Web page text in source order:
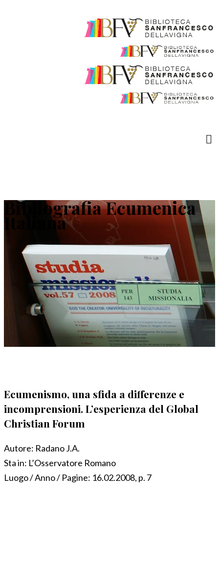
Bibliografia Ecumenica
Italiana
Ecumenismo, una sfida a differenze e
incomprensioni. L’esperienza del Global
Christian Forum
Autore: Radano J.A.
Sta in: L’Osservatore Romano
Luogo / Anno / Pagine: 16.02.2008, p. 7